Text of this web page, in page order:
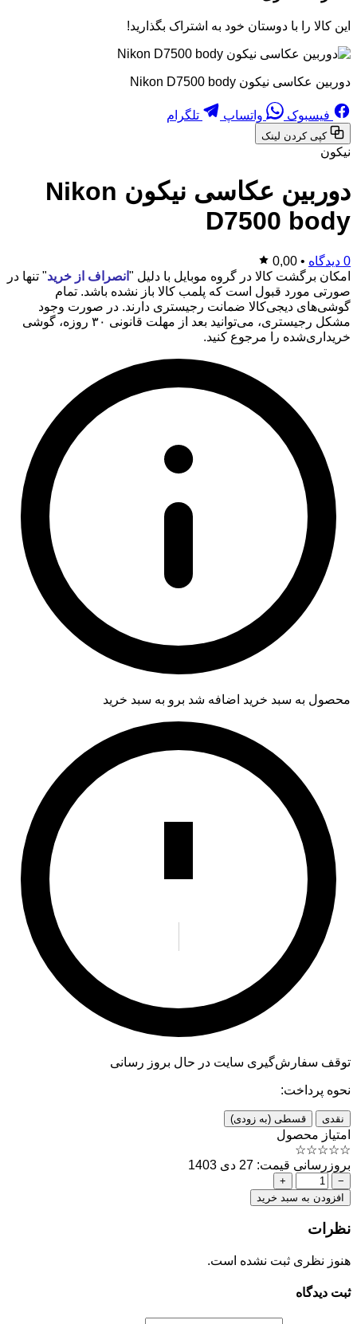
این کالا را با دوستان خود به اشتراک بگذارید!
دوربین عکاسی نیکون Nikon D7500 body
فیسبوک واتساپ تلگرام
کپی کردن لینک
نیکون
دوربین عکاسی نیکون Nikon
D7500 body
0 دیدگاه •
0,00
امکان برگشت کالا در گروه موبایل با دلیل " انصراف از خرید" تنها در
صورتی مورد قبول است که پلمب کالا باز نشده باشد. تمام
گوشی‌های دیجی‌کالا ضمانت رجیستری دارند. در صورت وجود
مشکل رجیستری، می‌توانید بعد از مهلت قانونی ۳۰ روزه، گوشی
خریداری‌شده را مرجوع کنید.
محصول به سبد خرید اضافه شد برو به سبد خرید
توقف سفارش‌گیری سایت در حال بروز رسانی
نحوه پرداخت:
نقدی قسطی (به زودی)
امتیاز محصول
☆
☆
☆
☆
☆
بروزرسانی قیمت: 27 دی 1403
−
+
افزودن به سبد خرید
نظرات
هنوز نظری ثبت نشده است.
ثبت دیدگاه